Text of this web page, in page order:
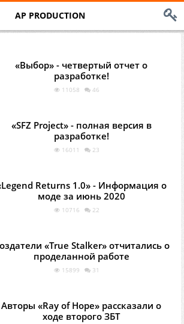
AP PRODUCTION
«Выбор» - четвертый отчет о
разработке!
11058 46
«SFZ Project» - полная версия в
разработке!
16011 23
Returns 1.0» - Информация о
моде за июнь 2020
10716 22
«True Stalker» отчитались о
проделанной работе
15899 31
Авторы «Ray of Hope» рассказали о
ходе второго ЗБТ